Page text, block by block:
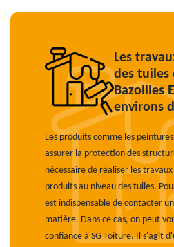
Les
des tuiles
Bazoilles
environs
Les produits comme les
assurer la protection des
nécessaire de réaliser les
produits au niveau des tuiles.
est indispensable de contacter
matière. Dans ce cas, on peut
confiance à SG Toiture. Il s'agit